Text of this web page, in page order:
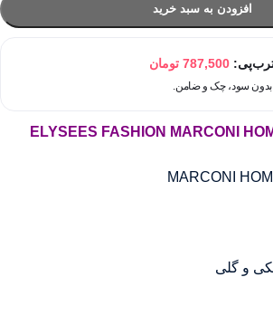
افزودن به سبد خرید
787,500 تومان
ELYSEES FASHION MARCONI
و گلی